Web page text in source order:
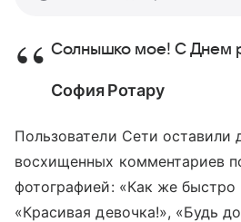
Солнышко мое! С Днем
София Ротару
Пользователи Сети оставили
восхищенных комментариев
фотографией: «Как же быстро
«Красивая девочка!», «Будь